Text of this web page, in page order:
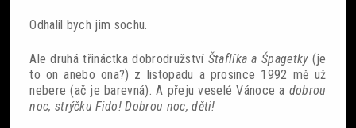
Odhalil bych jim sochu.
Ale druhá třináctka dobrodružství Štaflíka a Špagetky(je
to on anebo ona?) z listopadu a prosince 1992 mě už
nebere (ač je barevná). A přeju veselé Vánoce a dobrou
noc, strýčku Fido! Dobrou noc, děti!